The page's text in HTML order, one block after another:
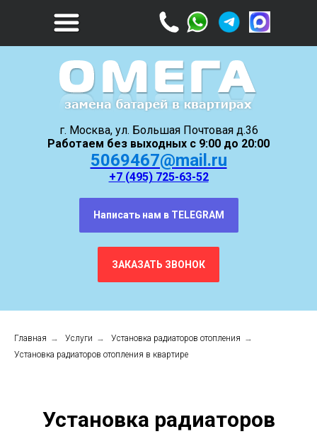
г. Москва, ул. Большая Почтовая д.36
Работаем без выходных с 9:00 до 20:00
5069467@mail.ru
+7 (495) 725-63-52
Написать нам в TELEGRAM
ЗАКАЗАТЬ ЗВОНОК
Главная → Услуги → Установка радиаторов отопления →
Установка радиаторов отопления в квартире
Установка радиаторов